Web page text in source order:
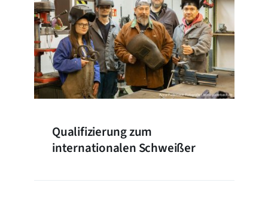
Qualifizierung zum
internationalen Schweißer